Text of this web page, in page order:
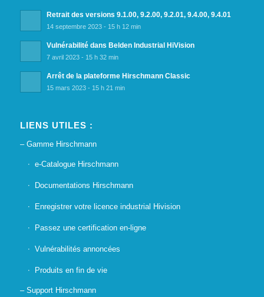
Retrait des versions 9.1.00, 9.2.00, 9.2.01, 9.4.00, 9.4.01
14 septembre 2023 - 15 h 12 min
Vulnérabilité dans Belden Industrial HiVision
7 avril 2023 - 15 h 32 min
Arrêt de la plateforme Hirschmann Classic
15 mars 2023 - 15 h 21 min
LIENS UTILES :
– Gamme Hirschmann
e-Catalogue Hirschmann
Documentations Hirschmann
Enregistrer votre licence industrial Hivision
Passez une certification en-ligne
Vulnérabilités annoncées
Produits en fin de vie
– Support Hirschmann